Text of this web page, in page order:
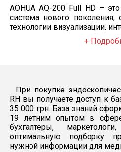
Влево: 160°, вправо: 160°;
Параметры
Full HD разрешение;
AOHUA AQ-200 Full HD –
система нового
технологии визуализации,
При покупке
RH вы получаете доступ к
35 000 грн. База знаний
19 летним опытом в
бухгалтеры,
оптимальную подборку
нужной информации для